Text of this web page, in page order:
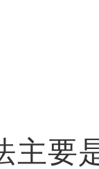
主要